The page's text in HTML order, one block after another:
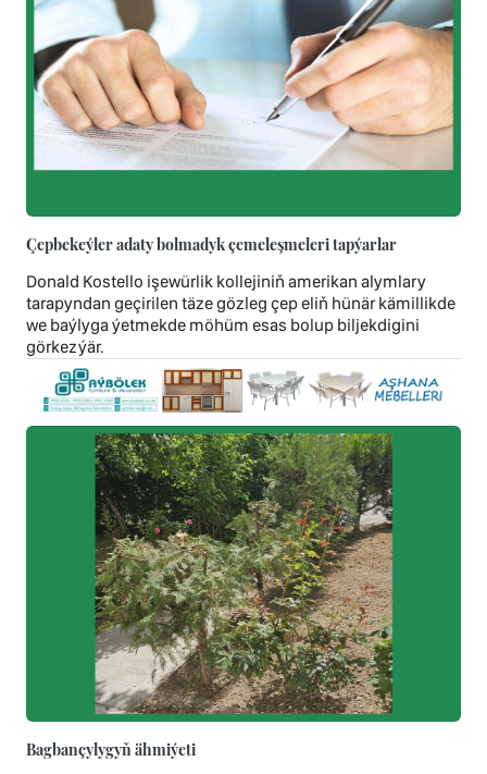
Çepbekeýler adaty bolmadyk çemeleşmeleri tapýarlar
Donald Kostello işewürlik kollejiniň amerikan alymlary
tarapyndan geçirilen täze gözleg çep eliň hünär kämillikde
we baýlyga ýetmekde möhüm esas bolup biljekdigini
görkezýär.
Bagbançylygyň ähmiýeti